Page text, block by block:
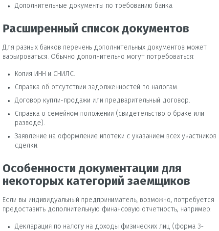
Дополнительные документы по требованию банка.
Расширенный список документов
Для разных банков перечень дополнительных документов может
варьироваться. Обычно дополнительно могут потребоваться:
Копия ИНН и СНИЛС.
Справка об отсутствии задолженностей по налогам.
Договор купли-продажи или предварительный договор.
Справка о семейном положении (свидетельство о браке или
разводе).
Заявление на оформление ипотеки с указанием всех участников
сделки.
Особенности документации для
некоторых категорий заемщиков
Если вы индивидуальный предприниматель, возможно, потребуется
предоставить дополнительную финансовую отчетность, например:
Декларация по налогу на доходы физических лиц (форма 3-